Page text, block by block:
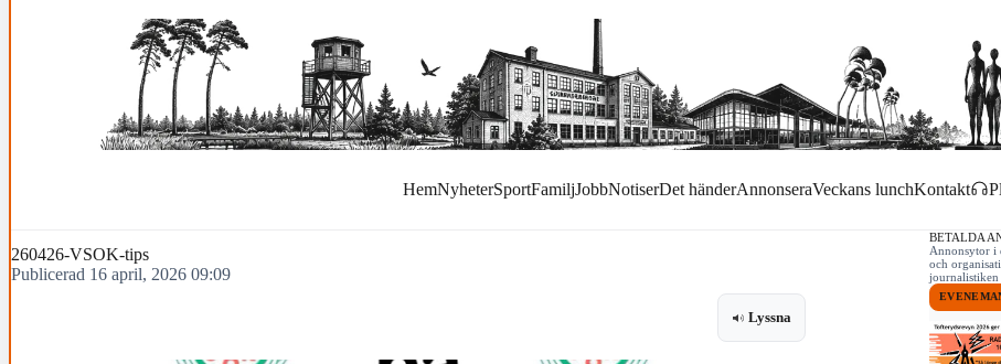
HemNyheterSportFamiljJobbNotiserDet händerAnnonseraVeckans lunchKontakt
260426-VSOK-tips
Publicerad 16 april, 2026 09:09
Lyssna
BETALDA
Annonsytor i
och
journalistiken